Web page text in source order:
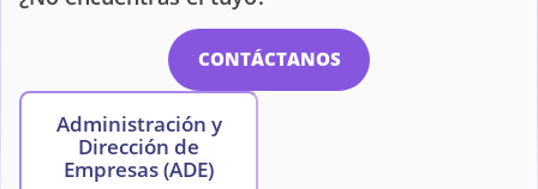
CONTÁCTANOS
Administración y
Dirección de
Empresas (ADE)